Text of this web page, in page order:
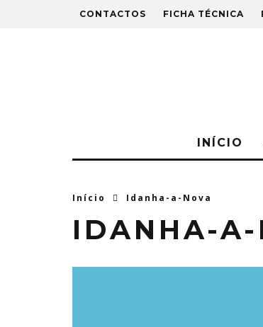
CONTACTOS FICHA TÉCNICA
INÍCIO
Início Idanha-a-Nova
IDANHA-A-